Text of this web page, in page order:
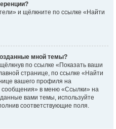
и щёлкните по ссылке «Найти
мной темы?
по ссылке «Показать ваши
странице, по ссылке «Найти
вашего профиля на
в меню «Ссылки» на
вами темы, используйте
соответствующие поля.